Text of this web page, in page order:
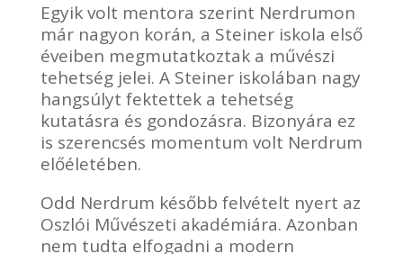
Egyik volt mentora szerint Nerdrumon
már nagyon korán, a Steiner iskola első
éveiben megmutatkoztak a művészi
tehetség jelei. A Steiner iskolában nagy
hangsúlyt fektettek a tehetség
kutatásra és gondozásra. Bizonyára ez
is szerencsés momentum volt Nerdrum
előéletében.
Odd Nerdrum később felvételt nyert az
Oszlói Művészeti akadémiára. Azonban
nem tudta elfogadni a modern